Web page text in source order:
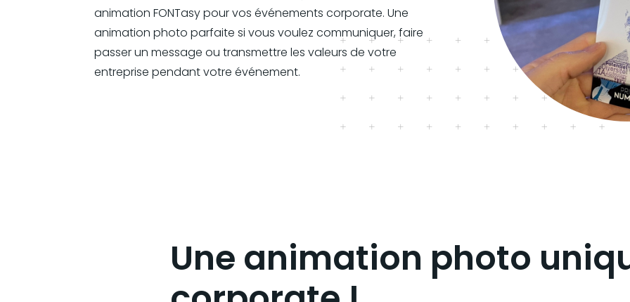
animation FONTasy pour vos événements corporate. Une
animation photo parfaite si vous voulez communiquer, faire
passer un message ou transmettre les valeurs de votre
entreprise pendant votre événement.
Une animation photo